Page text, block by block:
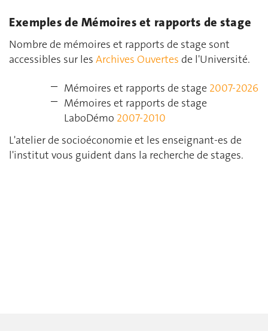
Exemples de Mémoires et rapports de stage
Nombre de mémoires et rapports de stage sont
accessibles sur les Archives Ouvertes de l'Université.
Mémoires et rapports de stage 2007-2026
Mémoires et rapports de stage
LaboDémo 2007-2010
L'atelier de socioéconomie et les enseignant-es de
l'institut vous guident dans la recherche de stages.